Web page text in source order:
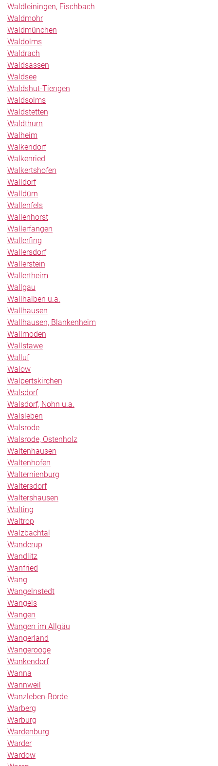
Waldleiningen, Fischbach
Waldmohr
Waldmünchen
Waldolms
Waldrach
Waldsassen
Waldsee
Waldshut-Tiengen
Waldsolms
Waldstetten
Waldthurn
Walheim
Walkendorf
Walkenried
Walkertshofen
Walldorf
Walldürn
Wallenfels
Wallenhorst
Wallerfangen
Wallerfing
Wallersdorf
Wallerstein
Wallertheim
Wallgau
Wallhalben u.a.
Wallhausen
Wallhausen, Blankenheim
Wallmoden
Wallstawe
Walluf
Walow
Walpertskirchen
Walsdorf
Walsdorf, Nohn u.a.
Walsleben
Walsrode
Walsrode, Ostenholz
Waltenhausen
Waltenhofen
Walternienburg
Waltersdorf
Waltershausen
Walting
Waltrop
Walzbachtal
Wanderup
Wandlitz
Wanfried
Wang
Wangelnstedt
Wangels
Wangen
Wangen im Allgäu
Wangerland
Wangerooge
Wankendorf
Wanna
Wannweil
Wanzleben-Börde
Warberg
Warburg
Wardenburg
Warder
Wardow